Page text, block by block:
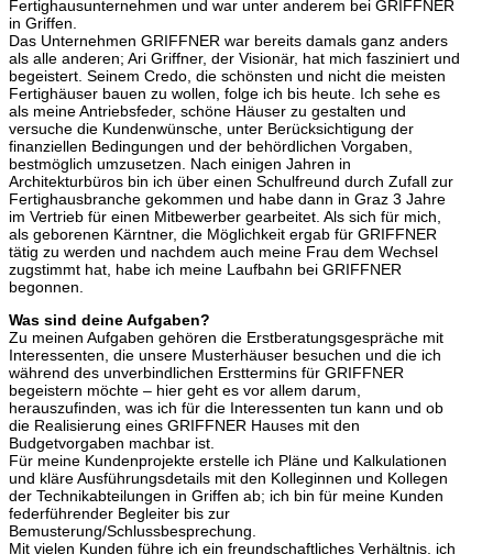
Fertighausunternehmen und war unter anderem bei GRIFFNER
in Griffen.
Das Unternehmen GRIFFNER war bereits damals ganz anders
als alle anderen; Ari Griffner, der Visionär, hat mich fasziniert und
begeistert. Seinem Credo, die schönsten und nicht die meisten
Fertighäuser bauen zu wollen, folge ich bis heute. Ich sehe es
als meine Antriebsfeder, schöne Häuser zu gestalten und
versuche die Kundenwünsche, unter Berücksichtigung der
finanziellen Bedingungen und der behördlichen Vorgaben,
bestmöglich umzusetzen. Nach einigen Jahren in
Architekturbüros bin ich über einen Schulfreund durch Zufall zur
Fertighausbranche gekommen und habe dann in Graz 3 Jahre
im Vertrieb für einen Mitbewerber gearbeitet. Als sich für mich,
als geborenen Kärntner, die Möglichkeit ergab für GRIFFNER
tätig zu werden und nachdem auch meine Frau dem Wechsel
zugstimmt hat, habe ich meine Laufbahn bei GRIFFNER
begonnen.
Was sind deine Aufgaben?
Zu meinen Aufgaben gehören die Erstberatungsgespräche mit
Interessenten, die unsere Musterhäuser besuchen und die ich
während des unverbindlichen Ersttermins für GRIFFNER
begeistern möchte – hier geht es vor allem darum,
herauszufinden, was ich für die Interessenten tun kann und ob
die Realisierung eines GRIFFNER Hauses mit den
Budgetvorgaben machbar ist.
Für meine Kundenprojekte erstelle ich Pläne und Kalkulationen
und kläre Ausführungsdetails mit den Kolleginnen und Kollegen
der Technikabteilungen in Griffen ab; ich bin für meine Kunden
federführender Begleiter bis zur
Bemusterung/Schlussbesprechung.
Mit vielen Kunden führe ich ein freundschaftliches Verhältnis, ich